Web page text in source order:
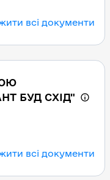
всі документи
БУД СХІД"
всі документи